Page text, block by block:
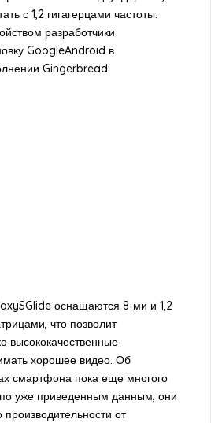
с 1,2 гигагерцами частоты.
разработчики
GoogleAndroid в
Gingerbread.
оснащаются 8-ми и 1,2
что позволит
высококачественные
хорошее видео. Об
смартфона пока еще многого
по уже приведенным данным, они
производительности от